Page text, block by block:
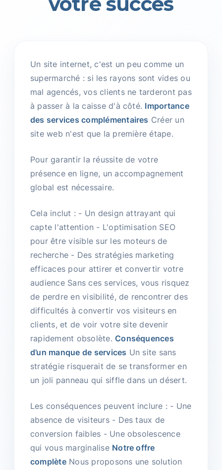
Un site internet, c'est un peu comme un
supermarché : si les rayons sont vides ou
mal agencés, vos clients ne tarderont pas
à passer à la caisse d'à côté. Importance
des services complémentaires Créer un
site web n'est que la première étape.
Pour garantir la réussite de votre
présence en ligne, un accompagnement
global est nécessaire.
Cela inclut : - Un design attrayant qui
capte l'attention - L'optimisation SEO
pour être visible sur les moteurs de
recherche - Des stratégies marketing
efficaces pour attirer et convertir votre
audience Sans ces services, vous risquez
de perdre en visibilité, de rencontrer des
difficultés à convertir vos visiteurs en
clients, et de voir votre site devenir
rapidement obsolète. Conséquences
d’un manque de services Un site sans
stratégie risquerait de se transformer en
un joli panneau qui siffle dans un désert.
Les conséquences peuvent inclure : - Une
absence de visiteurs - Des taux de
conversion faibles - Une obsolescence
qui vous marginalise Notre offre
complèteNous proposons une solution